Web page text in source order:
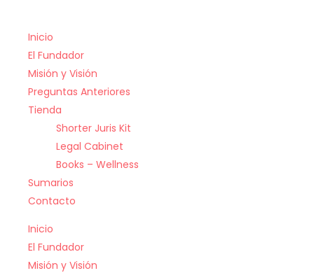
Inicio
El Fundador
Misión y Visión
Preguntas Anteriores
Tienda
Shorter Juris Kit
Legal Cabinet
Books – Wellness
Sumarios
Contacto
Inicio
El Fundador
Misión y Visión